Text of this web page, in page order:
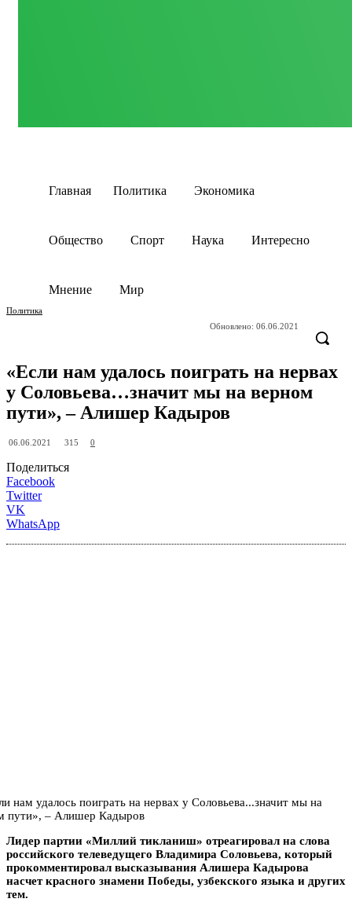
Главная Политика Экономика
Общество Спорт Наука Интересно
Мнение Мир
Политика
Обновлено: 06.06.2021
«Если нам удалось поиграть на нервах
у Соловьева…значит мы на верном
пути», – Алишер Кадыров
06.06.2021 315 0
Поделиться
Facebook
Twitter
VK
WhatsApp
Лидер партии «Миллий тикланиш» отреагировал на слова
российского телеведущего Владимира Соловьева, который
прокомментировал высказывания Алишера Кадырова
насчет красного знамени Победы, узбекского языка и других
тем.